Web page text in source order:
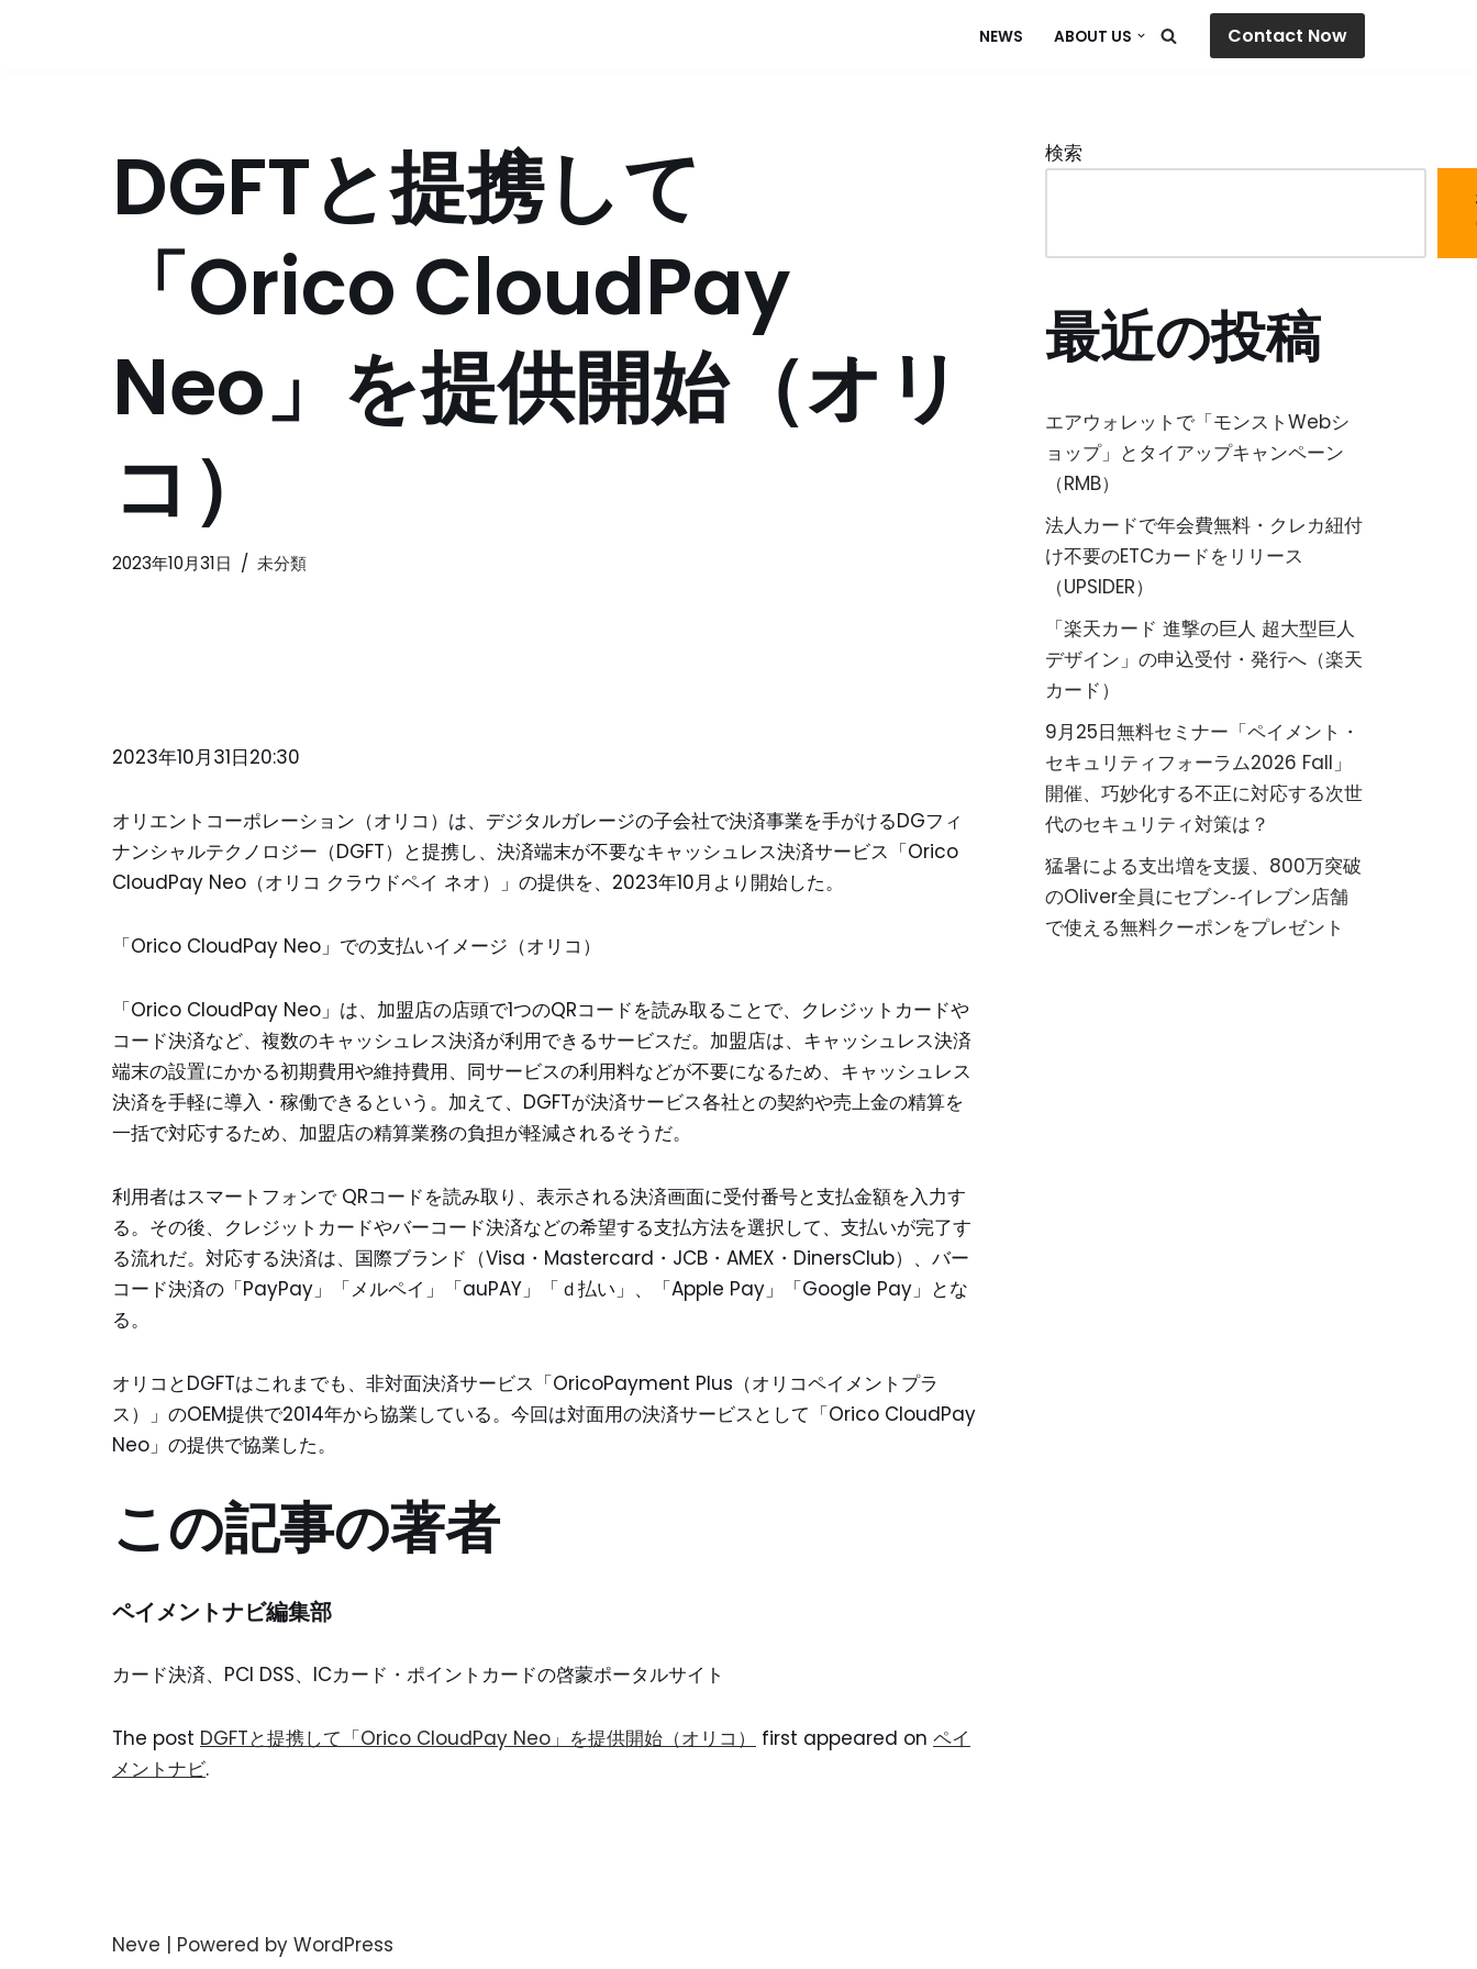
NEWS ABOUT US Contact Now
DGFTと提携して
「Orico CloudPay
Neo」を提供開始（オリ
コ）
2023年10月31日 未分類
2023年10月31日20:30
オリエントコーポレーション（オリコ）は、デジタルガレージの子会社で決済事業を手がけるDGフィ
ナンシャルテクノロジー（DGFT）と提携し、決済端末が不要なキャッシュレス決済サービス「Orico
CloudPay Neo（オリコ クラウドペイ ネオ）」の提供を、2023年10月より開始した。
「Orico CloudPay Neo」での支払いイメージ（オリコ）
「Orico CloudPay Neo」は、加盟店の店頭で1つのQRコードを読み取ることで、クレジットカードや
コード決済など、複数のキャッシュレス決済が利用できるサービスだ。加盟店は、キャッシュレス決済
端末の設置にかかる初期費用や維持費用、同サービスの利用料などが不要になるため、キャッシュレス
決済を手軽に導入・稼働できるという。加えて、DGFTが決済サービス各社との契約や売上金の精算を
一括で対応するため、加盟店の精算業務の負担が軽減されるそうだ。
利用者はスマートフォンで QRコードを読み取り、表示される決済画面に受付番号と支払金額を入力す
る。その後、クレジットカードやバーコード決済などの希望する支払方法を選択して、支払いが完了す
る流れだ。対応する決済は、国際ブランド（Visa・Mastercard・JCB・AMEX・DinersClub）、バー
コード決済の「PayPay」「メルペイ」「auPAY」「ｄ払い」、「Apple Pay」「Google Pay」とな
る。
オリコとDGFTはこれまでも、非対面決済サービス「OricoPayment Plus（オリコペイメントプラ
ス）」のOEM提供で2014年から協業している。今回は対面用の決済サービスとして「Orico CloudPay
Neo」の提供で協業した。
この記事の著者
ペイメントナビ編集部
カード決済、PCI DSS、ICカード・ポイントカードの啓蒙ポータルサイト
The post DGFTと提携して「Orico CloudPay Neo」を提供開始（オリコ） first appeared on ペイ
メントナビ.
検索
最近の投稿
エアウォレットで「モンストWebシ
ョップ」とタイアップキャンペーン
（RMB）
法人カードで年会費無料・クレカ紐付
け不要のETCカードをリリース
（UPSIDER）
「楽天カード 進撃の巨人 超大型巨人
デザイン」の申込受付・発行へ（楽天
カード）
9月25日無料セミナー「ペイメント・
セキュリティフォーラム2026 Fall」
開催、巧妙化する不正に対応する次世
代のセキュリティ対策は？
猛暑による支出増を支援、800万突破
のOliver全員にセブン‐イレブン店舗
で使える無料クーポンをプレゼント
Neve | Powered by WordPress